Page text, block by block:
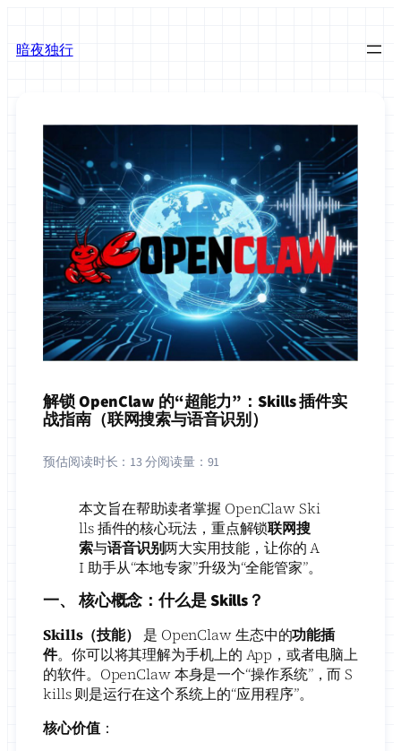
内
暗夜独行
解锁 OpenClaw 的“超能力”：Skills 插件实
战指南（联网搜索与语音识别）
预估阅读时长： 13 分阅读量： 91
本文旨在帮助读者掌握 OpenClaw Ski
lls 插件的核心玩法，重点解锁联网搜
索与语音识别两大实用技能，让你的 A
I 助手从“本地专家”升级为“全能管家”。
一、 核心概念：什么是 Skills？
Skills（技能） ​ 是 OpenClaw 生态中的功能插
件。你可以将其理解为手机上的 App，或者电脑上
的软件。OpenClaw 本身是一个“操作系统”，而 S
kills 则是运行在这个系统上的“应用程序”。
核心价值：